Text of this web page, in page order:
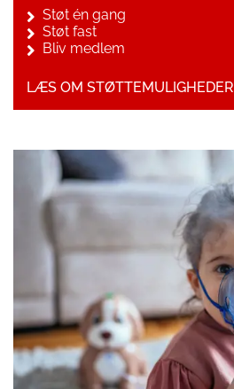
Støt én gang
Støt fast
Bliv medlem
LÆS OM STØTTEMULIGHEDER